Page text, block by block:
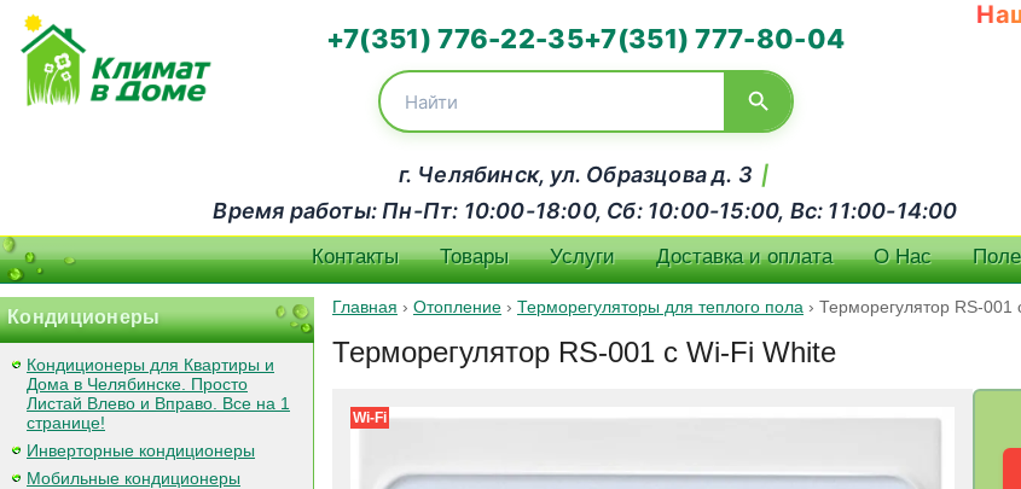
+7(351) 776-22-35+7(351) 777-80-04
г. Челябинск, ул. Образцова д. 3 |
Время работы: Пн-Пт: 10:00-18:00, Сб: 10:00-15:00, Вс: 11:00-14:00
Контакты Товары Услуги Доставка и оплата О Нас
Кондиционеры
Кондиционеры для Квартиры и
Дома в Челябинске. Просто
Листай Влево и Вправо. Все на 1
странице!
Инверторные кондиционеры
Мобильные кондиционеры
Главная › Отопление › Терморегуляторы для теплого пола › Терморегулятор RS-001
Терморегулятор RS-001 c Wi-Fi White
Wi-Fi